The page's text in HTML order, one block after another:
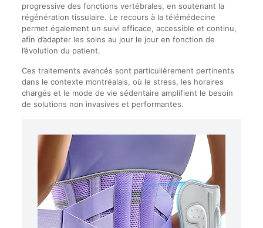
progressive des fonctions vertébrales, en soutenant la
régénération tissulaire. Le recours à la télémédecine
permet également un suivi efficace, accessible et continu,
afin d’adapter les soins au jour le jour en fonction de
l’évolution du patient.
Ces traitements avancés sont particulièrement pertinents
dans le contexte montréalais, où le stress, les horaires
chargés et le mode de vie sédentaire amplifient le besoin
de solutions non invasives et performantes.